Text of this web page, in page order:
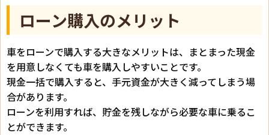
ローン購入のメリット
車をローンで購入する大きなメリットは、まとまった現金
を用意しなくても車を購入しやすいことです。
現金一括で購入すると、手元資金が大きく減ってしまう場
合があります。
ローンを利用すれば、貯金を残しながら必要な車に乗るこ
とができます。